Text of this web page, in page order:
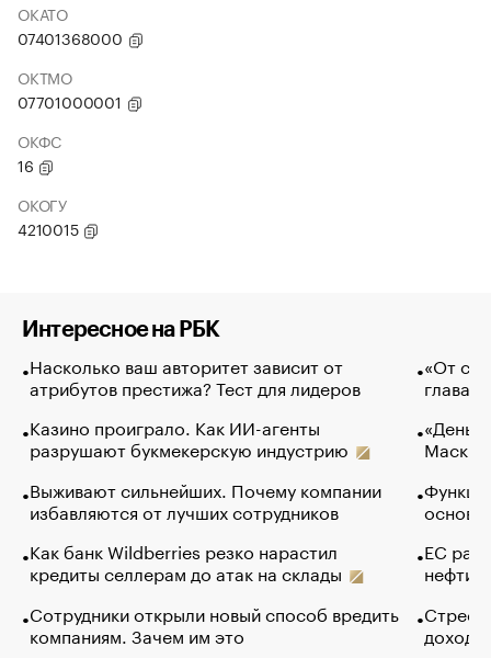
ОКАТО
07401368000
ОКТМО
07701000001
ОКФС
16
ОКОГУ
4210015
Интересное на РБК
Насколько ваш авторитет зависит от
атрибутов престижа? Тест для лидеров
Казино проиграло. Как ИИ-агенты
разрушают букмекерскую индустрию
Выживают сильнейших. Почему компании
избавляются от лучших сотрудников
Как банк Wildberries резко нарастил
кредиты селлерам до атак на склады
Сотрудники открыли новый способ вредить
компаниям. Зачем им это
«От
глава
Маск в
основ
ЕС
нефти